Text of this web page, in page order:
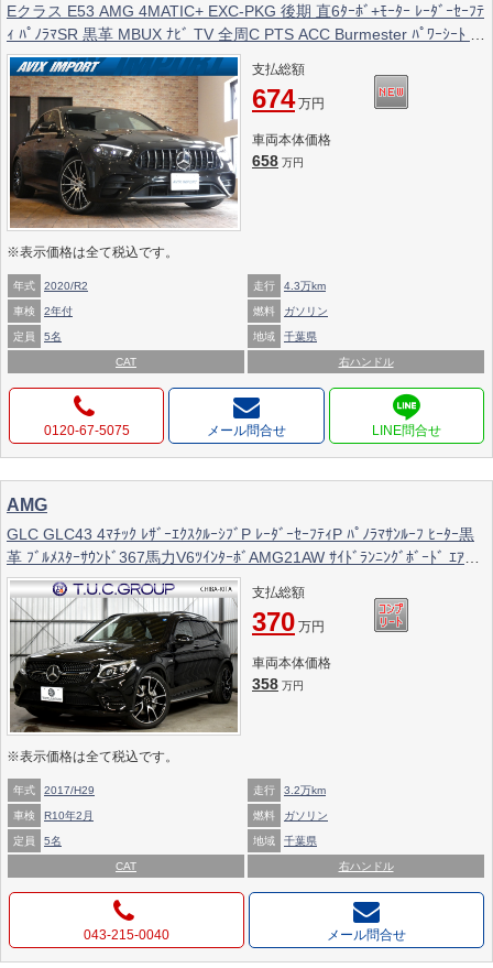
Eクラス E53 AMG 4MATIC+ EXC-PKG 後期 直6ﾀｰﾎﾞ+ﾓｰﾀｰ ﾚｰﾀﾞｰｾｰﾌﾃ
ｨ ﾊﾟﾉﾗﾏSR 黒革 MBUX ﾅﾋﾞ TV 全周C PTS ACC Burmester ﾊﾟﾜｰｼｰﾄ ﾋｰ
ﾀｰ ﾍﾞﾝﾁﾚｰﾀｰ HUD ｷｰﾚｽｺﾞｰ ﾊﾟﾜｰﾄﾗﾝｸ ﾏﾙﾁﾋﾞｰﾑLED AMG20AW
支払総額
674 万円
車両本体価格
658 万円
※表示価格は全て税込です。
年式 2020/R2 走行 4.3万km
車検 2年付 燃料 ガソリン
定員 5名 地域 千葉県
CAT 右ハンドル
0120-67-5075 メール問合せ
AMG
GLC GLC43 4ﾏﾁｯｸ ﾚｻﾞｰｴｸｽｸﾙｰｼﾌﾞP ﾚｰﾀﾞｰｾｰﾌﾃｨP ﾊﾟﾉﾗﾏｻﾝﾙｰﾌ ﾋｰﾀｰ黒
革 ﾌﾞﾙﾒｽﾀｰｻｳﾝﾄﾞ367馬力V6ﾂｲﾝﾀｰﾎﾞAMG21AW ｻｲﾄﾞﾗﾝﾆﾝｸﾞﾎﾞｰﾄﾞ ｴｱﾊﾞ
ﾗﾝｽP ﾅｲﾄPKG ﾃﾞｨｽﾄﾛﾆｯｸ ﾌﾞﾗｲﾝﾄﾞｽﾎﾟｯﾄ ﾚｰﾝｷｰﾌﾟ ﾅﾋﾞTV 360ｶﾒﾗ 2年保
証
支払総額
370 万円
車両本体価格
358 万円
※表示価格は全て税込です。
年式 2017/H29 走行 3.2万km
車検 R10年2月 燃料 ガソリン
定員 5名 地域 千葉県
CAT 右ハンドル
043-215-0040 メール問合せ